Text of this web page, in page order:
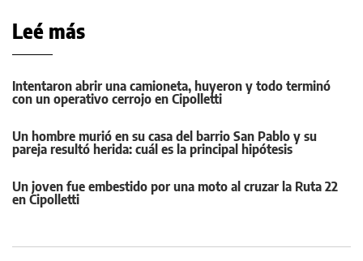
Leé más
Intentaron abrir una camioneta, huyeron y todo terminó
con un operativo cerrojo en Cipolletti
Un hombre murió en su casa del barrio San Pablo y su
pareja resultó herida: cuál es la principal hipótesis
Un joven fue embestido por una moto al cruzar la Ruta 22
en Cipolletti